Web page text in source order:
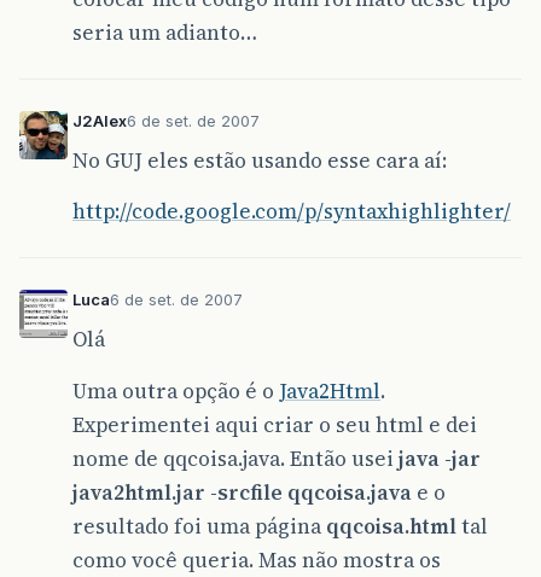
seria um adianto…
J2Alex6 de set. de 2007
No GUJ eles estão usando esse cara aí:
http://code.google.com/p/syntaxhighlighter/
Luca6 de set. de 2007
Olá
Uma outra opção é o Java2Html.
Experimentei aqui criar o seu html e dei
nome de qqcoisa.java. Então usei java -jar
java2html.jar -srcfile qqcoisa.java e o
resultado foi uma página qqcoisa.htmltal
como você queria. Mas não mostra os